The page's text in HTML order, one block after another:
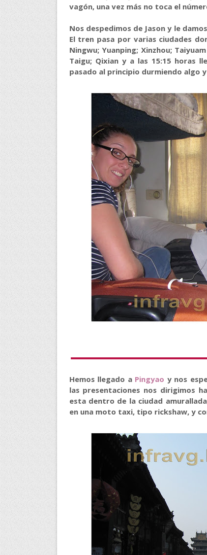
vagón, una vez más no toca el
Nos despedimos de Jason y le
El tren pasa por varias ciudades
Ningwu; Yuanping; Xinzhou;
Taigu; Qixian y a las 15:15 horas
pasado al principio durmiendo algo
Hemos llegado a Pingyao y nos
las presentaciones nos dirigimos
esta dentro de la ciudad
en una moto taxi, tipo rickshaw, y